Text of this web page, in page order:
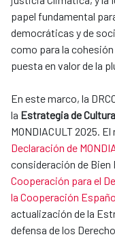
papel fundamental
democráticas y de
como para la
puesta en valor de la
En este marco, la
la Estrategia de
MONDIACULT 2025.
Declaración de
consideración de Bien
Cooperación para el
la Cooperación
actualización de la
defensa de los